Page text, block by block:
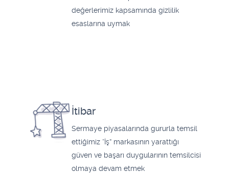
değerlerimiz kapsamında gizlilik
esaslarına uymak
İtibar
Sermaye piyasalarında gururla temsil
ettiğimiz “İş” markasının yarattığı
güven ve başarı duygularının temsilcisi
olmaya devam etmek